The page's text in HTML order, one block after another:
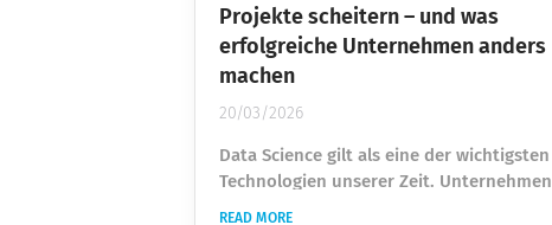
Projekte scheitern – und was
erfolgreiche Unternehmen anders
machen
20/03/2026
Data Science gilt als eine der wichtigsten
Technologien unserer Zeit. Unternehmen
investieren Milliarden in künstliche
READ MORE